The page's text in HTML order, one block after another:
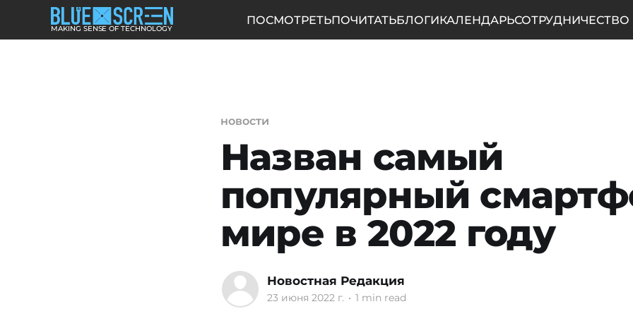
MAKING SENSE OF TECHNOLOGY
ПОСМОТРЕТЬПОЧИТАТЬБЛОГИКАЛЕНДАРЬСОТРУДНИЧЕСТВО
новости
Назван самый
популярный
мире в 2022 году
Новостная Редакция
23 июня 2022 г. • 1 min read